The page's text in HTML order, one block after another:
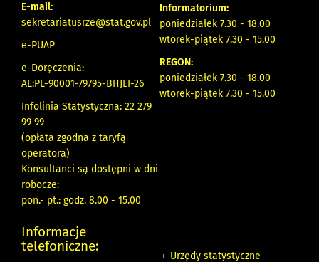
E-mail:
sekretariatusrze@stat.gov.pl
e-PUAP
e-Doręczenia:
AE:PL-90001-79795-BHJEI-26
Infolinia Statystyczna: 22 279
99 99
(opłata zgodna z taryfą
operatora)
Konsultanci są dostępni w dni
robocze:
pon.- pt.: godz. 8.00 - 15.00
Informatorium:
poniedziałek 7.30 - 18.00
wtorek-piątek 7.30 - 15.00
REGON:
poniedziałek 7.30 - 18.00
wtorek-piątek 7.30 - 15.00
Informacje
telefoniczne:
Urzędy statystyczne